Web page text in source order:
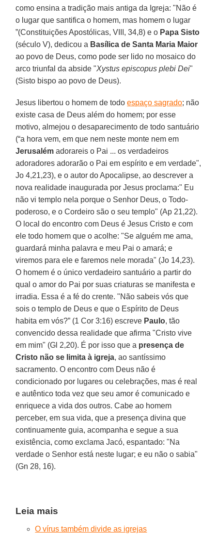
como ensina a tradição mais antiga da Igreja: "Não é
o lugar que santifica o homem, mas homem o lugar
”(Constituições Apostólicas, VIII, 34,8) e o Papa Sisto
(século V), dedicou a Basílica de Santa Maria Maior
ao povo de Deus, como pode ser lido no mosaico do
arco triunfal da abside "Xystus episcopus plebi Dei"
(Sisto bispo ao povo de Deus).
Jesus libertou o homem de todoespaço sagrado; não
existe casa de Deus além do homem; por esse
motivo, almejou o desaparecimento de todo santuário
(“a hora vem, em que nem neste monte nem em
Jerusalém adorareis o Pai ... os verdadeiros
adoradores adorarão o Pai em espírito e em verdade",
Jo 4,21,23), e o autor do Apocalipse, ao descrever a
nova realidade inaugurada por Jesus proclama:" Eu
não vi templo nela porque o Senhor Deus, o Todo-
poderoso, e o Cordeiro são o seu templo" (Ap 21,22).
O local do encontro com Deus é Jesus Cristo e com
ele todo homem que o acolhe: "Se alguém me ama,
guardará minha palavra e meu Pai o amará; e
viremos para ele e faremos nele morada" (Jo 14,23).
O homem é o único verdadeiro santuário a partir do
qual o amor do Pai por suas criaturas se manifesta e
irradia. Essa é a fé do crente. "Não sabeis vós que
sois o templo de Deus e que o Espírito de Deus
habita em vós?” (1 Cor 3:16) escreve Paulo, tão
convencido dessa realidade que afirma "Cristo vive
em mim" (Gl 2,20). É por isso que a presença de
Cristo não se limita à igreja, ao santíssimo
sacramento. O encontro com Deus não é
condicionado por lugares ou celebrações, mas é real
e autêntico toda vez que seu amor é comunicado e
enriquece a vida dos outros. Cabe ao homem
perceber, em sua vida, que a presença divina que
continuamente guia, acompanha e segue a sua
existência, como exclama Jacó, espantado: "Na
verdade o Senhor está neste lugar; e eu não o sabia"
(Gn 28, 16).
Leia mais
O vírus também divide as igrejas